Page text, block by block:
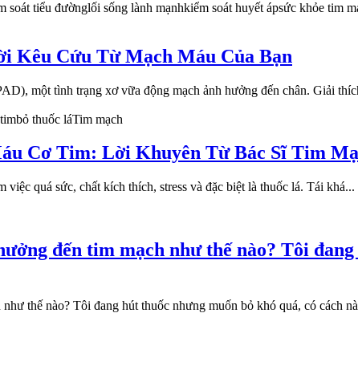
soát tiểu đườnglối sống lành mạnhkiểm soát huyết ápsức khỏe tim
Kêu Cứu Từ Mạch Máu Của Bạn
một tình trạng xơ vữa động mạch ảnh hưởng đến chân. Giải
bỏ thuốc láTim mạch
Cơ Tim: Lời Khuyên Từ Bác Sĩ Tim
việc quá sức, chất kích thích, stress và đặc biệt là thuốc lá. Tái khá...
đến tim mạch như thế nào? Tôi
thế nào? Tôi đang hút thuốc nhưng muốn bỏ khó quá, có cách